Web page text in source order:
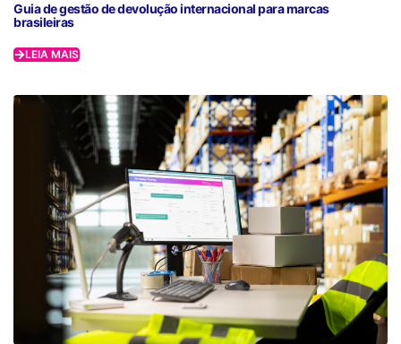
Guia de gestão de devolução internacional para marcas
brasileiras
LEIA MAIS